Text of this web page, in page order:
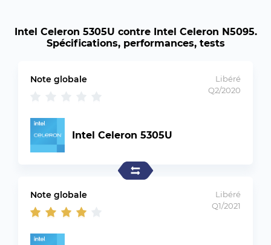
Intel Celeron 5305U contre Intel Celeron N5095.
Spécifications, performances, tests
Note globale
Libéré
Q2/2020
Intel Celeron 5305U
Libéré
Q1/2021
Note globale